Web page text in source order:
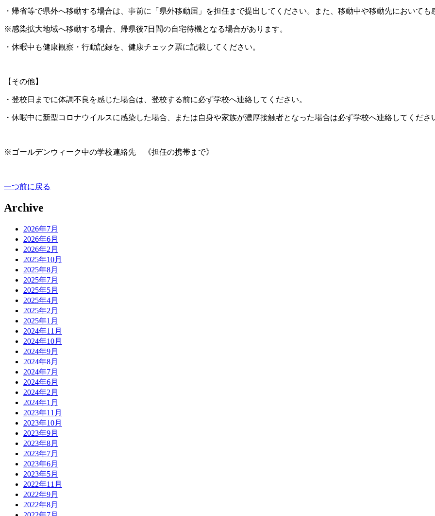
・帰省等で県外へ移動する場合は、事前に「県外移動届」を担任まで提出してください。また、移動中や移動先において
※感染拡大地域へ移動する場合、帰県後7日間の自宅待機となる場合があります。
・休暇中も健康観察・行動記録を、健康チェック票に記載してください。
【その他】
・登校日までに体調不良を感じた場合は、登校する前に必ず学校へ連絡してください。
・休暇中に新型コロナウイルスに感染した場合、または自身や家族が濃厚接触者となった場合は必ず学校へ連絡してくださ
※ゴールデンウィーク中の学校連絡先 《担任の携帯まで》
一つ前に戻る
Archive
2026年7月
2026年6月
2026年2月
2025年10月
2025年8月
2025年7月
2025年5月
2025年4月
2025年2月
2025年1月
2024年11月
2024年10月
2024年9月
2024年8月
2024年7月
2024年6月
2024年2月
2024年1月
2023年11月
2023年10月
2023年9月
2023年8月
2023年7月
2023年6月
2023年5月
2022年11月
2022年9月
2022年8月